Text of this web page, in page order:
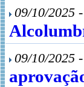
09/10/2025 -
09/10/2025 -